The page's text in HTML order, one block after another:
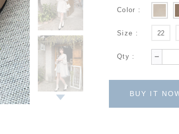
Color :
Size : 22
Qty :
BUY IT